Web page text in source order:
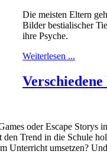
Die meisten Eltern
Bilder bestialischer
ihre Psyche.
Weiterlesen ...
oder Escape Storys
Trend in die Schule
Unterricht umsetzen?